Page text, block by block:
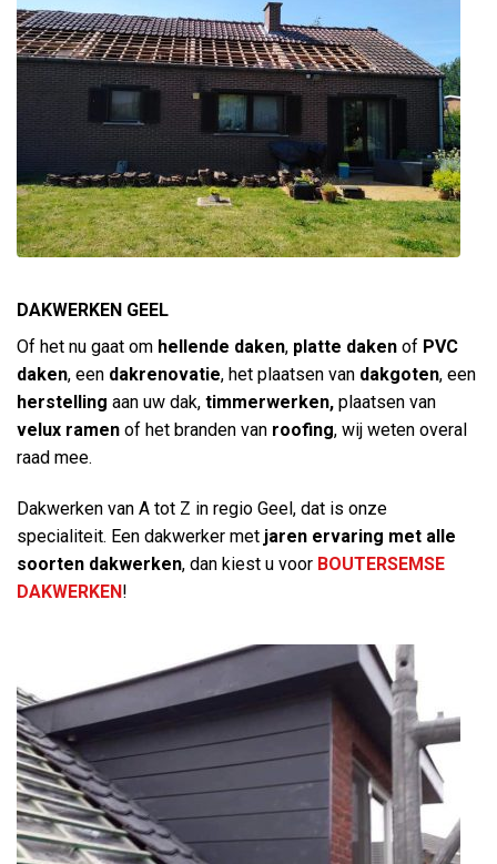
DAKWERKEN GEEL
Of het nu gaat om hellende daken, platte daken of PVC
daken, een dakrenovatie, het plaatsen van dakgoten, een
herstelling aan uw dak, timmerwerken, plaatsen van
velux ramen of het branden van roofing, wij weten overal
raad mee.
Dakwerken van A tot Z in regio Geel, dat is onze
specialiteit. Een dakwerker met jaren ervaring met alle
soorten dakwerken, dan kiest u voor BOUTERSEMSE
DAKWERKEN !